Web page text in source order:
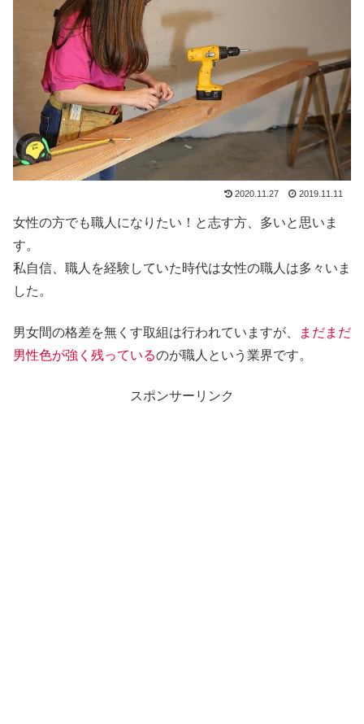
2020.11.27 2019.11.11
女性の方でも職人になりたい！と志す方、多いと思いま
す。
私自信、職人を経験していた時代は女性の職人は多々いま
した。
男女間の格差を無くす取組は行われていますが、
まだまだ
男性色が強く残っているのが職人という業界です。
スポンサーリンク